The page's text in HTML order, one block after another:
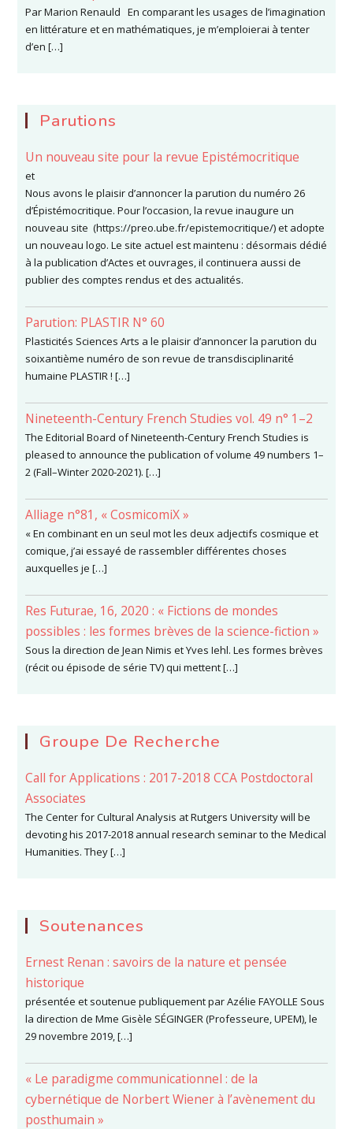
Par Marion Renauld En comparant les usages de l’imagination
en littérature et en mathématiques, je m’emploierai à tenter
d’en […]
Parutions
Un nouveau site pour la revue Epistémocritique
et
Nous avons le plaisir d’annoncer la parution du numéro 26
d’Épistémocritique. Pour l’occasion, la revue inaugure un
nouveau site (https://preo.ube.fr/epistemocritique/) et adopte
un nouveau logo. Le site actuel est maintenu : désormais dédié
à la publication d’Actes et ouvrages, il continuera aussi de
publier des comptes rendus et des actualités.
Parution: PLASTIR N° 60
Plasticités Sciences Arts a le plaisir d’annoncer la parution du
soixantième numéro de son revue de transdisciplinarité
humaine PLASTIR ! […]
Nineteenth-Century French Studies vol. 49 n° 1–2
The Editorial Board of Nineteenth-Century French Studies is
pleased to announce the publication of volume 49 numbers 1–
2 (Fall–Winter 2020-2021). […]
Alliage n°81, « CosmicomiX »
« En combinant en un seul mot les deux adjectifs cosmique et
comique, j’ai essayé de rassembler différentes choses
auxquelles je […]
Res Futurae, 16, 2020 : « Fictions de mondes
possibles : les formes brèves de la science-fiction »
Sous la direction de Jean Nimis et Yves Iehl. Les formes brèves
(récit ou épisode de série TV) qui mettent […]
Groupe De Recherche
Call for Applications : 2017-2018 CCA Postdoctoral
Associates
The Center for Cultural Analysis at Rutgers University will be
devoting his 2017-2018 annual research seminar to the Medical
Humanities. They […]
Soutenances
Ernest Renan : savoirs de la nature et pensée
historique
présentée et soutenue publiquement par Azélie FAYOLLE Sous
la direction de Mme Gisèle SÉGINGER (Professeure, UPEM), le
29 novembre 2019, […]
« Le paradigme communicationnel : de la
cybernétique de Norbert Wiener à l’avènement du
posthumain »